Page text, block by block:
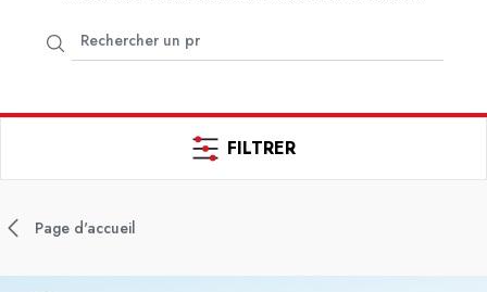
FILTRER
Page d'accueil